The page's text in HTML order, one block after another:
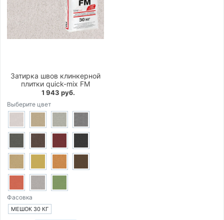
Затирка швов клинкерной
плитки quick-mix FM
1 943 руб.
Выберите цвет
Фасовка
МЕШОК 30 КГ